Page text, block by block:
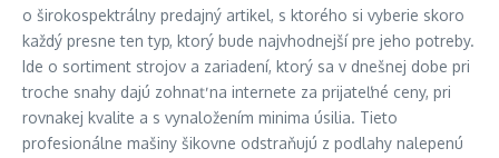
o širokospektrálny predajný artikel, s ktorého si vyberie skoro
každý presne ten typ, ktorý bude najvhodnejší pre jeho potreby.
Ide o sortiment strojov a zariadení, ktorý sa v dnešnej dobe pri
troche snahy dajú zohnať na internete za prijateľné ceny, pri
rovnakej kvalite a s vynaložením minima úsilia. Tieto
profesionálne mašiny šikovne odstraňujú z podlahy nalepenú